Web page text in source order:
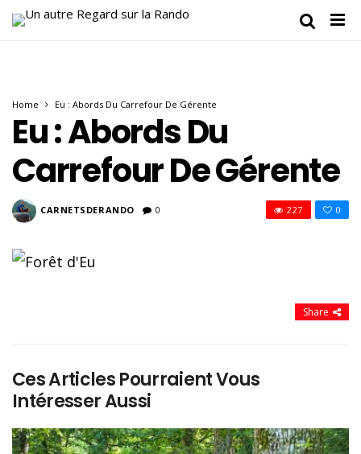
Home Eu : Abords Du Carrefour De Gérente
Eu : Abords Du
Carrefour De Gérente
CARNETSDERANDO 0 0
227
Share
Ces Articles Pourraient Vous
Intéresser Aussi